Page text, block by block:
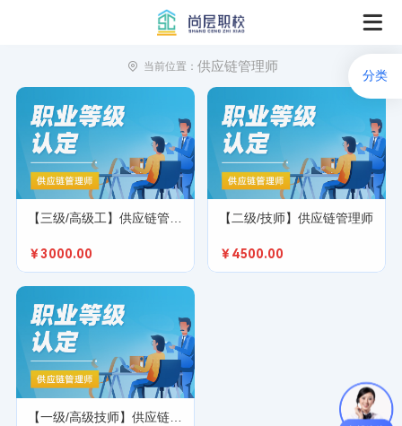
分类
 当前位置： 供应链管理师
【三级/高级工】供应链管理师
￥3000.00
【二级/技师】供应链管理师
￥4500.00
【一级/高级技师】供应链管理师